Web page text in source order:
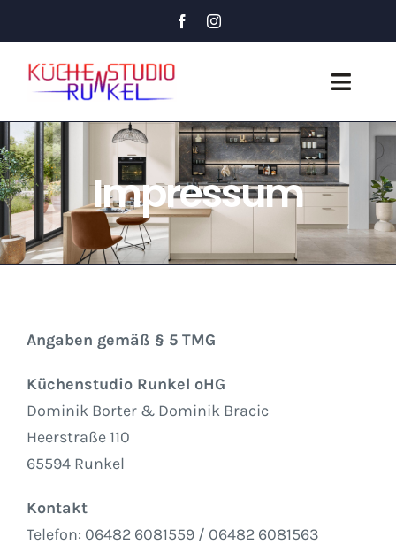
to
content
Startseite
Küchen
Bäder
Kontakt
Impressum
Angaben gemäß § 5 TMG
Küchenstudio Runkel oHG
Dominik Borter & Dominik Bracic
Heerstraße 110
65594 Runkel
Kontakt
Telefon: 06482 6081559 / 06482 6081563